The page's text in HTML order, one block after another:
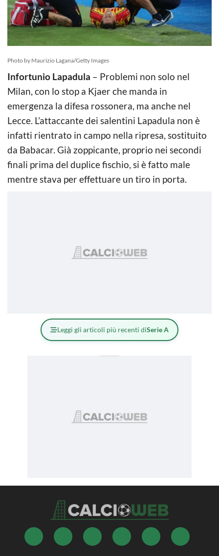
Photo by Maurizio Lagana/Getty Images
Infortunio Lapadula – Problemi non solo nel
Milan, con lo stop a Kjaer che manda in
emergenza la difesa rossonera, ma anche nel
Lecce. L’attaccante dei salentini Lapadula non è
infatti rientrato in campo nella ripresa, sostituito
da Babacar. Già zoppicante, proprio nei secondi
finali prima del duplice fischio, si è fatto male
mentre stava per effettuare un tiro in porta.
Leggi gli articoli più recenti diSerie A